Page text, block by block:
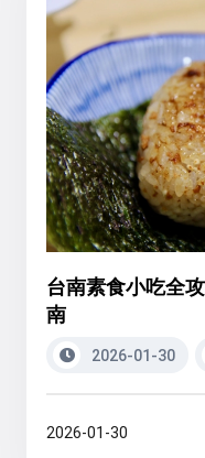
台南素食小吃全
南
2026-01-30
2026-01-30